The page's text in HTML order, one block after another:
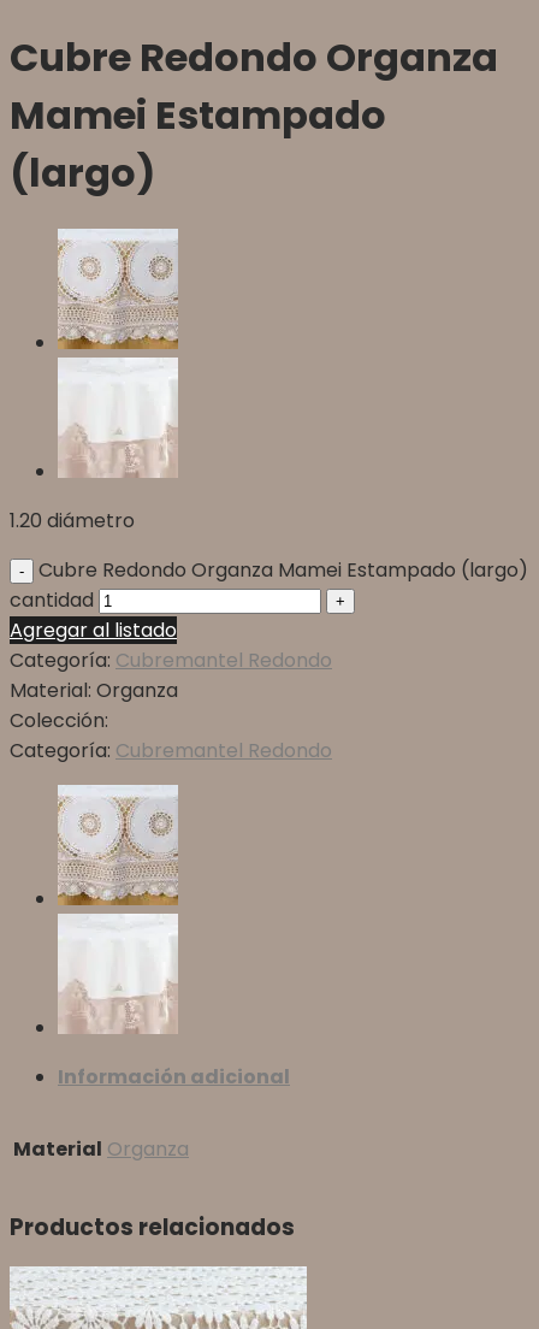
Cubre Redondo Organza
Mamei Estampado
(largo)
1.20 diámetro
Cubre Redondo Organza Mamei Estampado (largo)
cantidad
Agregar al listado
Categoría: Cubremantel Redondo
Material: Organza
Colección:
Categoría: Cubremantel Redondo
Información adicional
Material Organza
Productos relacionados